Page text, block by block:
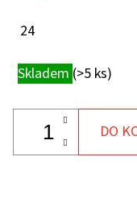
24
Skladem (>5 ks)
DO